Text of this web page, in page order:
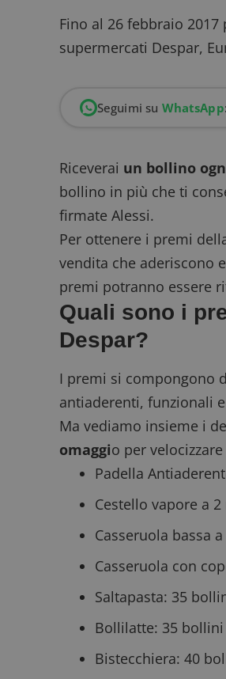
Fino al 26 febbraio
supermercati Despar,
Seguimi su WhatsApp
Riceverai un bollino
bollino in più che ti
firmate Alessi.
Per ottenere i premi
vendita che aderiscono
premi potranno essere
Quali sono i
Despar?
I premi si compongono
antiaderenti, funzionali
Ma vediamo insieme i
omaggio per
Padella
Cestello vapore a
Casseruola bassa
Casseruola con
Saltapasta: 35
Bollilatte: 35 bollini
Bistecchiera: 40